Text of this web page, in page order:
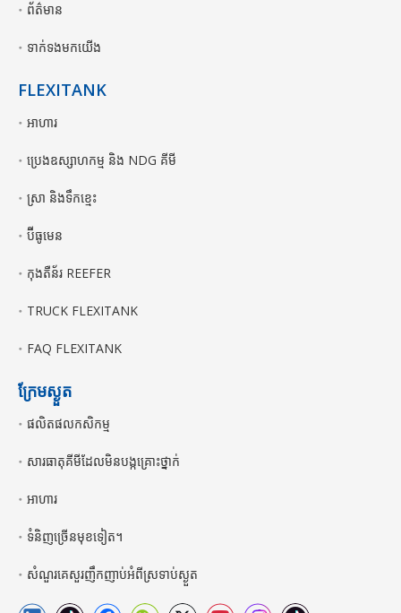
ព័ត៌មាន
ទាក់ទងមកយើង
FLEXITANK
អាហារ
ប្រេងឧស្សាហកម្ម និង NDG គីមី
ស្រា និងទឹកខ្មេះ
ប៊ីធូមេន
កុងតឺន័រ REEFER
TRUCK FLEXITANK
FAQ FLEXITANK
ក្រែមស្ងួត
ផលិតផលកសិកម្ម
សារធាតុគីមីដែលមិនបង្កគ្រោះថ្នាក់
អាហារ
ទំនិញច្រើនមុខទៀត។
សំណួរគេសួរញឹកញាប់អំពីស្រទាប់ស្ងួត